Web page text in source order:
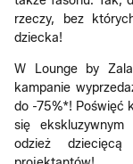
rzeczy, bez
dziecka!
W Lounge by
kampanie
do -75%*! Poświęć
się
odzież